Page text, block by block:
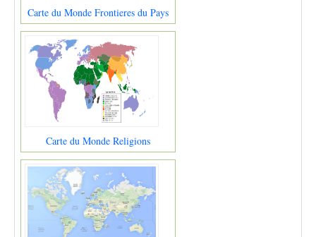
Carte du Monde Frontieres du Pays
Carte du Monde Religions